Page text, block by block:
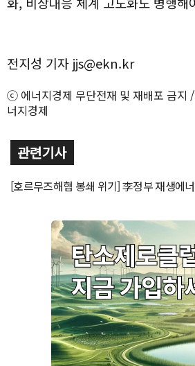
전지성 기자 jjs@ekn.kr
ⓒ 에너지경제 무단전재 및 재배포 금지
너지경제
관련기사
[호르무즈해협 봉쇄 위기] 李정부 재생에